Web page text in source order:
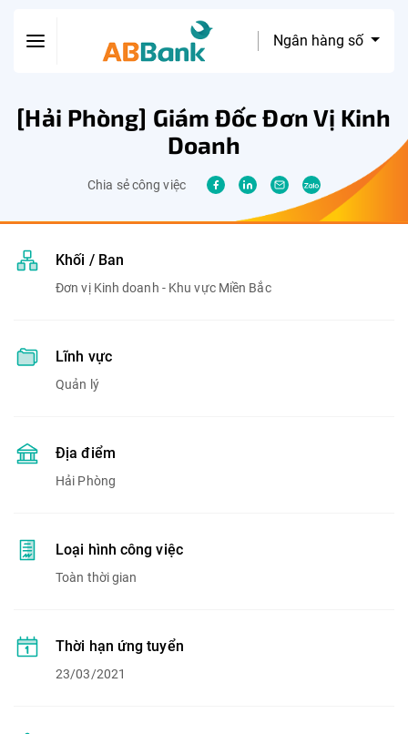
Ngân hàng số
[Hải Phòng] Giám Đốc Đơn Vị Kinh
Doanh
Chia sẻ công việc
Khối / Ban
Đơn vị Kinh doanh - Khu vực Miền Bắc
Lĩnh vực
Quản lý
Địa điểm
Hải Phòng
Loại hình công việc
Toàn thời gian
Thời hạn ứng tuyển
23/03/2021